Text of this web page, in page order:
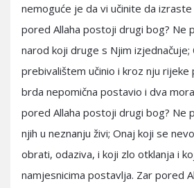
nemoguće je da vi učinite da
pored Allaha postoji drugi bog? Ne
narod koji druge s Njim izjednačuje;
prebivalištem učinio i kroz nju rijeke
brda nepomična postavio i dva
pored Allaha postoji drugi bog? Ne
njih u neznanju živi; Onaj koji se
obrati, odaziva, i koji zlo otklanja i
namjesnicima postavlja. Zar pored